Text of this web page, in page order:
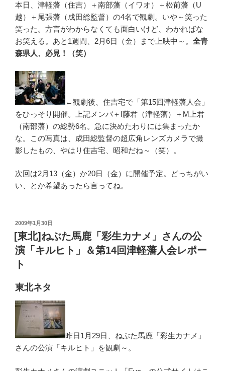
本日、津軽藩（住吉）＋南部藩（イワオ）＋松前藩（U
越）＋尾張藩（成田総監督）の4名で観劇。いや～笑った
笑った。方言がわからなくても面白いけど、わかればな
お笑える。あと1週間、2月6日（金）まで上映中～。 全青
森県人、必見！（笑）
←観劇後、住吉宅で「第15回津軽藩人会」
をひっそり開催。上記メンバ＋I藤君（津軽藩）＋M上君
（南部藩）の総勢6名。急に決めたわりには集まったか
な。この写真は、成田総監督の超広角レンズカメラで撮
影したもの、やはり住吉宅、昭和だね～（笑）。
次回は2月13（金）か20日（金）に開催予定。どっちがい
い、とか希望あったら言ってね。
投
稿
日:
2009年1月30日
[東北]ねぶた馬鹿「彩生カナメ」さんの公
演「キルヒト」＆第14回津軽藩人会レポー
ト
東北ネタ
昨日1月29日、ねぶた馬鹿「彩生カナメ」
さんの公演「キルヒト」を観劇～。